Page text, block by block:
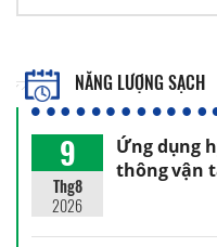
NĂNG LƯỢNG SẠCH
9
Thg8
2026
Ứng dụng
thông vận